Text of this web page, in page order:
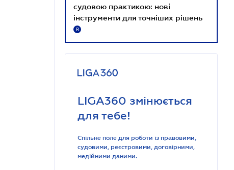
судовою практикою: нові
інструменти для точніших рішень
R
LIGA360 змінюється
для тебе!
Спільне поле для роботи із правовими,
судовими, реєстровими, договірними,
медійними даними.